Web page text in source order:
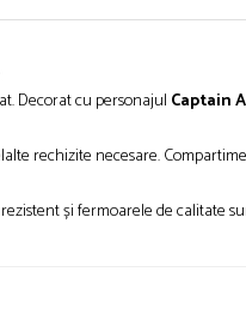
Decorat cu personajul Captain
rechizite necesare.
și fermoarele de calitate